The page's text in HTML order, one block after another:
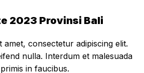
2023 Provinsi Bali
amet, consectetur adipiscing elit.
nulla. Interdum et malesuada
in faucibus.